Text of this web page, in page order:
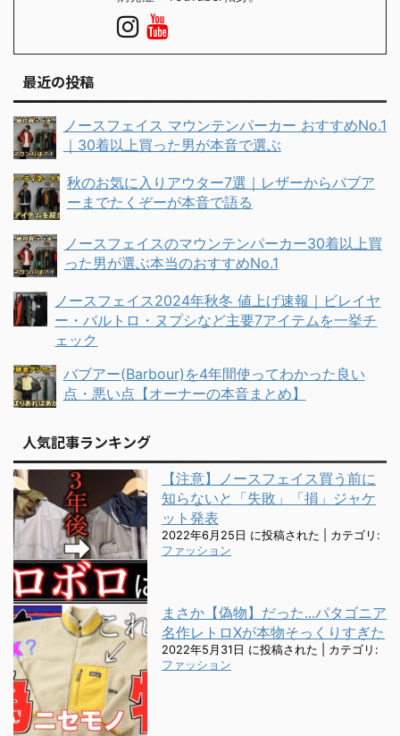
最近の投稿
ノースフェイス マウンテンパーカー おすすめNo.1
｜30着以上買った男が本音で選ぶ
秋のお気に入りアウター7選｜レザーからバブア
ーまでたくぞーが本音で語る
ノースフェイスのマウンテンパーカー30着以上買
った男が選ぶ本当のおすすめNo.1
ノースフェイス2024年秋冬 値上げ速報｜ビレイヤ
ー・バルトロ・ヌプシなど主要7アイテムを一挙チ
ェック
バブアー(Barbour)を4年間使ってわかった良い
点・悪い点【オーナーの本音まとめ】
人気記事ランキング
【注意】ノースフェイス買う前に
知らないと「失敗」「損」ジャケ
ット発表
2022年6月25日 に投稿された
カテゴリ:
ファッション
まさか【偽物】だった...パタゴニア
名作レトロXが本物そっくりすぎた
2022年5月31日 に投稿された
カテゴリ:
ファッション